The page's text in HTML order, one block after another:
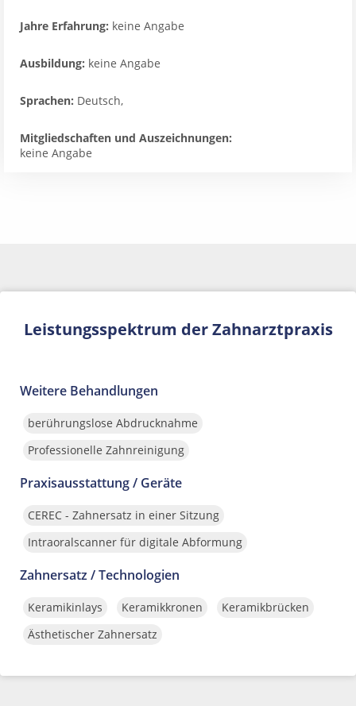
Jahre Erfahrung: keine Angabe
Ausbildung: keine Angabe
Sprachen: Deutsch,
Mitgliedschaften und Auszeichnungen:
keine Angabe
Leistungsspektrum der Zahnarztpraxis
Weitere Behandlungen
berührungslose Abdrucknahme
Professionelle Zahnreinigung
Praxisausstattung / Geräte
CEREC - Zahnersatz in einer Sitzung
Intraoralscanner für digitale Abformung
Zahnersatz / Technologien
Keramikinlays Keramikkronen
Keramikbrücken
Ästhetischer Zahnersatz